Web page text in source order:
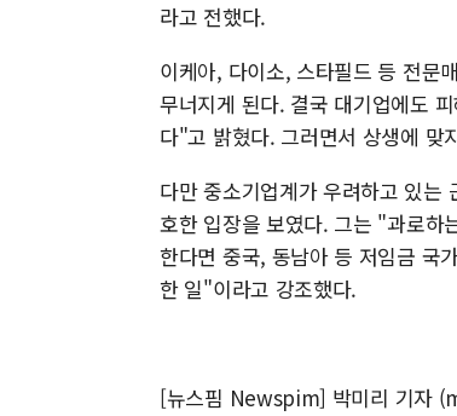
라고 전했다.
이케아, 다이소, 스타필드 등 전문
무너지게 된다. 결국 대기업에도
다"고 밝혔다. 그러면서 상생에 맞
다만 중소기업계가 우려하고 있
호한 입장을 보였다. 그는 "과로하
한다면 중국, 동남아 등 저임금 국
한 일"이라고 강조했다.
[뉴스핌 Newspim] 박미리 기자